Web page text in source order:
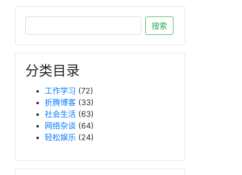
分类目录
工作学习 (72)
折腾博客 (33)
社会生活 (63)
网络杂谈 (64)
轻松娱乐 (24)